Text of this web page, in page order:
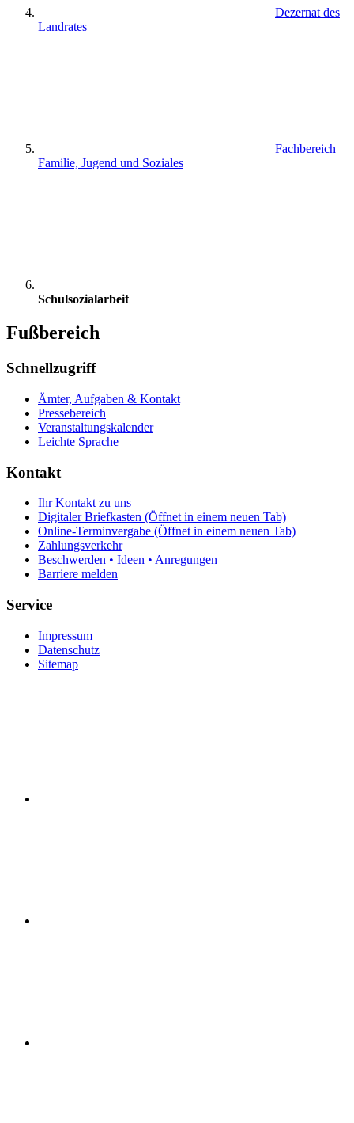
Dezernat des
Landrates
Fachbereich
Familie, Jugend und Soziales
Schulsozialarbeit
Fußbereich
Schnellzugriff
Ämter, Aufgaben & Kontakt
Pressebereich
Veranstaltungskalender
Leichte Sprache
Kontakt
Ihr Kontakt zu uns
Digitaler Briefkasten (Öffnet in einem neuen Tab)
Online-Terminvergabe (Öffnet in einem neuen Tab)
Zahlungsverkehr
Beschwerden • Ideen • Anregungen
Barriere melden
Service
Impressum
Datenschutz
Sitemap